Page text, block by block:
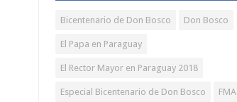
Bicentenario de Don Bosco Don Bosco
El Papa en Paraguay
El Rector Mayor en Paraguay 2018
Especial Bicentenario de Don Bosco FMA